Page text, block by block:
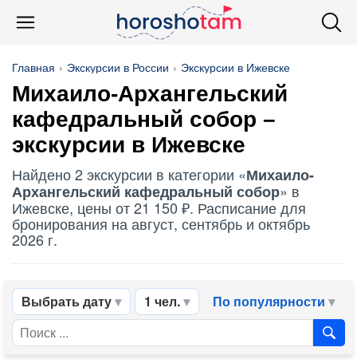
Главная Экскурсии в России Экскурсии в Ижевске
Михаило-Архангельский
кафедральный собор –
экскурсии в Ижевске
Найдено 2 экскурсии в категории «Михаило-
Архангельский кафедральный собор» в
Ижевске, цены от 21 150 ₽. Расписание для
бронирования на август, сентябрь и октябрь
2026 г.
Выбрать дату 1 чел. По популярности